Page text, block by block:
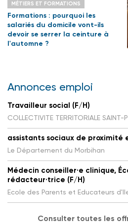
MÉTIERS ET FORMATIONS
Formations : pourquoi les
salariés du domicile vont-ils
devoir se serrer la ceinture à
l'automne ?
Annonces emploi
Travailleur social (F/H)
COLLECTIVITE TERRITORIALE SAINT-
assistants sociaux de proximité
Le Département du Morbihan
Médecin conseiller·e clinique,
rédacteur·trice (F/H)
Ecole des Parents et Educateurs
Consulter toutes les